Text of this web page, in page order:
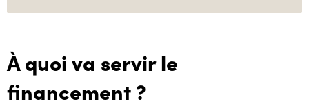
À quoi va servir le
financement ?